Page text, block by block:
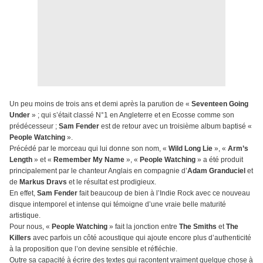
Un peu moins de trois ans et demi après la parution de « Seventeen Going
Under » ; qui s’était classé N°1 en Angleterre et en Ecosse comme son
prédécesseur ; Sam Fender est de retour avec un troisième album baptisé «
People Watching ».
Précédé par le morceau qui lui donne son nom, « Wild Long Lie », « Arm’s
Length » et « Remember My Name », « People Watching » a été produit
principalement par le chanteur Anglais en compagnie d’Adam Granduciel et
de Markus Dravs et le résultat est prodigieux.
En effet, Sam Fender fait beaucoup de bien à l’Indie Rock avec ce nouveau
disque intemporel et intense qui témoigne d’une vraie belle maturité
artistique.
Pour nous, « People Watching » fait la jonction entre The Smiths etThe
Killers avec parfois un côté acoustique qui ajoute encore plus d’authenticité
à la proposition que l’on devine sensible et réfléchie.
Outre sa capacité à écrire des textes qui racontent vraiment quelque chose à